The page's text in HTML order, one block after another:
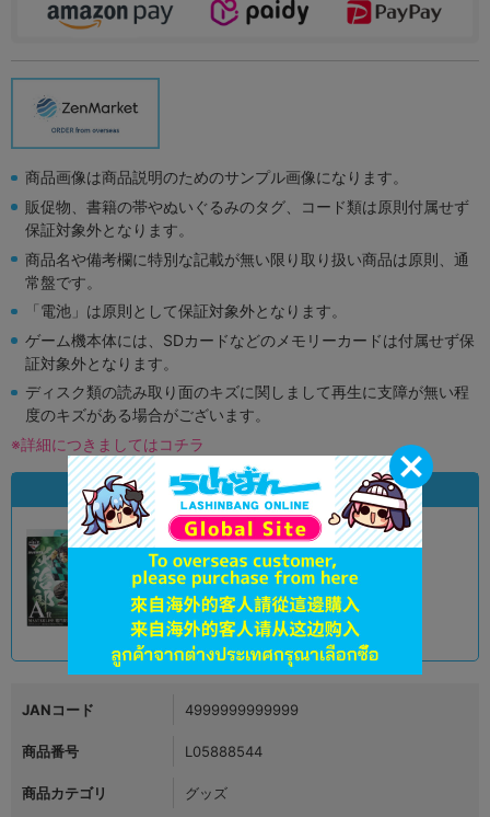
商品画像は商品説明のためのサンプル画像になります。
販促物、書籍の帯やぬいぐるみのタグ、コード類は原則付属せず
保証対象外となります。
商品名や備考欄に特別な記載が無い限り取り扱い商品は原則、通
常盤です。
「電池」は原則として保証対象外となります。
ゲーム機本体には、SDカードなどのメモリーカードは付属せず保
証対象外となります。
ディスク類の読み取り面のキズに関しまして再生に支障が無い程
度のキズがある場合がございます。
※詳細につきましてはコチラ
状態違いの同一商品
状態 : A
オンライン
品切状態 3,990 円 税込
JANコード 4999999999999
商品番号 L05888544
商品カテゴリ グッズ